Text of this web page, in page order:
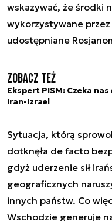
wskazywać, że środki
wykorzystywane przez
udostępniane
Zobacz też
Ekspert PISM: Czeka
Iran-Izrael
Sytuacja, którą
dotknęła de facto
gdyż uderzenie sił
geograficznych
innych państw. Co
Wschodzie generuje